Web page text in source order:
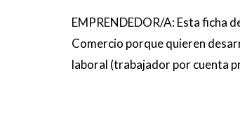
EMPRENDEDOR/A: Esta ficha
Comercio porque quieren
laboral (trabajador por cuenta